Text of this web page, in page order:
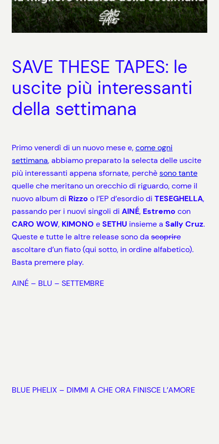
SAVE THESE TAPES: le
uscite più interessanti
della settimana
Primo venerdì di un nuovo mese e,come ogni
settimana, abbiamo preparato la selecta delle uscite
più interessanti appena sfornate, perchèsono tante
quelle che meritano un orecchio di riguardo, come il
nuovo album di Rizzo o l’EP d’esordio di TESEGHELLA,
passando per i nuovi singoli di AINÉ, Estremo con
CARO WOW, KIMONO eSETHU insieme a Sally Cruz.
Queste e tutte le altre release sono da scoprire
ascoltare d’un fiato (qui sotto, in ordine alfabetico).
Basta premere play.
AINÉ – BLU – SETTEMBRE
BLUE PHELIX – DIMMI A CHE ORA FINISCE L’AMORE